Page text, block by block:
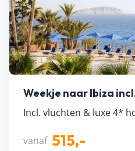
Weekje naar Ibiza
Incl. vluchten & luxe 4*
vanaf 515,-